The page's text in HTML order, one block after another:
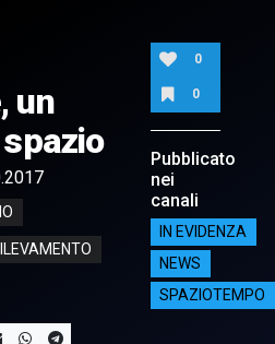
un
0
0
Pubblicato
nei
canali
IN EVIDENZA
NEWS
SPAZIOTEMPO